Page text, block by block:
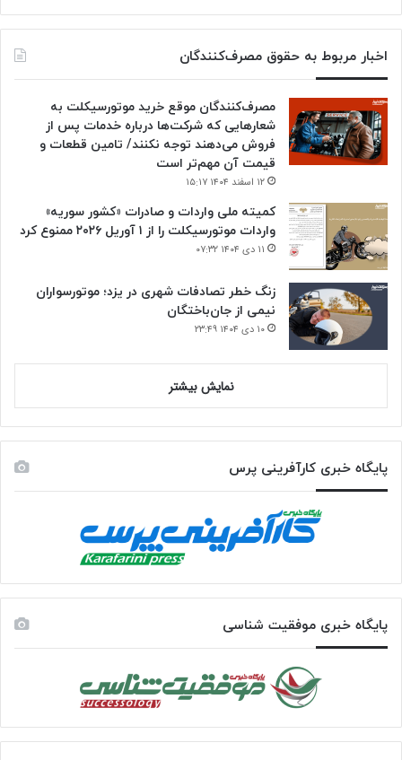
اخبار مربوط به حقوق مصرف‌کنندگان
مصرف‌کنندگان موقع خرید موتورسیکلت به
شعارهایی که شرکت‌ها درباره خدمات پس از
فروش می‌دهند توجه نکنند/ تامین قطعات و
قیمت آن مهم‌تر است
۱۲ اسفند ۱۴۰۴ ۱۵:۱۷
کمیته ملی واردات و صادرات «کشور سوریه»
واردات موتورسیکلت را از ۱ آوریل ۲۰۲۶ ممنوع کرد
۱۱ دی ۱۴۰۴ ۰۷:۳۲
زنگ خطر تصادفات شهری در یزد؛ موتورسواران
نیمی از جان‌باختگان
۱۰ دی ۱۴۰۴ ۲۳:۴۹
نمایش بیشتر
پایگاه خبری کارآفرینی پرس
پایگاه خبری موفقیت شناسی